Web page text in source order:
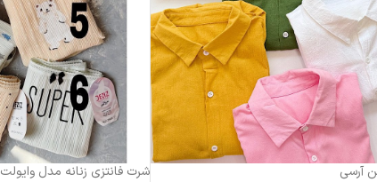
آرسی
شرت فانتزی زنانه مدل وایولت